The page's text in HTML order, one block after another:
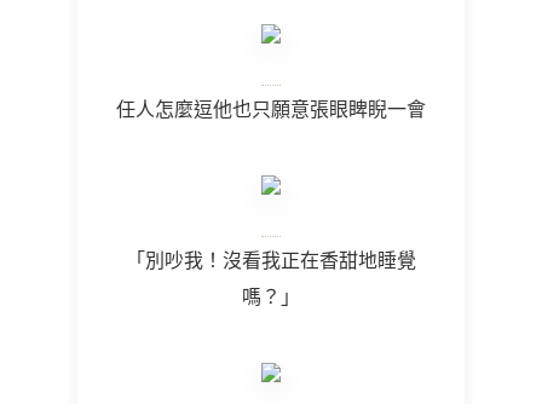
任人怎麼逗他也只願意張眼睥睨一會
「別吵我！沒看我正在香甜地睡覺
嗎？」